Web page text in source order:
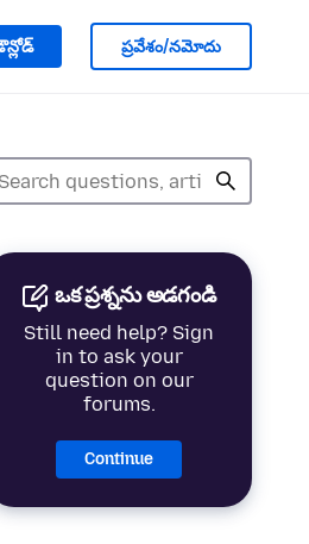
ప్రవేశం/నమోదు
ఒక ప్రశ్నను అడగండి
Still need help? Sign
in to ask your
question on our
forums.
Continue